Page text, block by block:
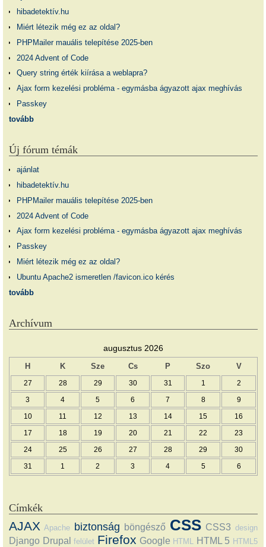
hibadetektív.hu
Miért létezik még ez az oldal?
PHPMailer mauális telepítése 2025-ben
2024 Advent of Code
Query string érték kiírása a weblapra?
Ajax form kezelési probléma - egymásba ágyazott ajax meghívás
Passkey
tovább
Új fórum témák
ajánlat
hibadetektív.hu
PHPMailer mauális telepítése 2025-ben
2024 Advent of Code
Ajax form kezelési probléma - egymásba ágyazott ajax meghívás
Passkey
Miért létezik még ez az oldal?
Ubuntu Apache2 ismeretlen /favicon.ico kérés
tovább
Archívum
augusztus 2026
H K Sze Cs P Szo V
27 28 29 30 31 1 2
3 4 5 6 7 8 9
10 11 12 13 14 15 16
17 18 19 20 21 22 23
24 25 26 27 28 29 30
31 1 2 3 4 5 6
Címkék
AJAX Apache biztonság böngésző CSS CSS3 design
Django Drupal felület Firefox Google HTML HTML 5 HTML5